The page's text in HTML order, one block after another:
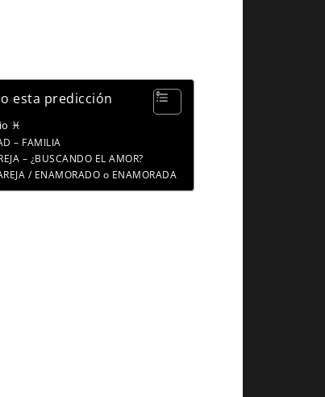
esta predicción
♓
– FAMILIA
– ¿BUSCANDO EL AMOR?
/ ENAMORADO o ENAMORADA